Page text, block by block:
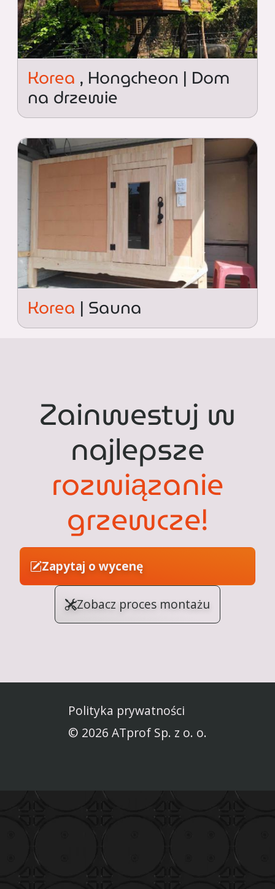
Korea , Hongcheon | Dom
na drzewie
Korea | Sauna
Zainwestuj w
najlepsze
rozwiązanie
grzewcze!
Zapytaj o wycenę
Zobacz proces montażu
Polityka prywatności
© 2026 ATprof Sp. z o. o.